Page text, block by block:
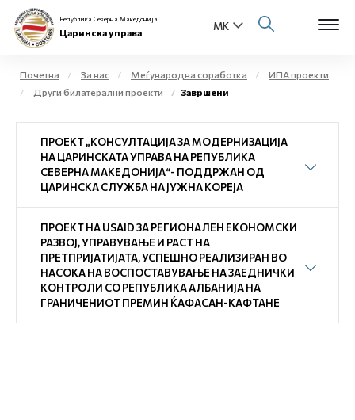
Физички лица
Бизнис заедница
Е-Царина
Open
Медиа центар
Република Северна Македонија
Царинска управа
Почетна За нас Меѓународна соработка
ИПА проекти
Други билатерални проекти
Завршени
ПРОЕКТ „КОНСУЛТАЦИЈА ЗА МОДЕРНИЗАЦИЈА
НА ЦАРИНСКАТА УПРАВА НА РЕПУБЛИКА
СЕВЕРНА МАКЕДОНИЈА“- ПОДДРЖАН ОД
ЦАРИНСКА СЛУЖБА НА ЈУЖНА КОРЕЈА
ПРОЕКТ НА USAID ЗА РЕГИОНАЛЕН ЕКОНОМСКИ
РАЗВОЈ, УПРАВУВАЊЕ И РАСТ НА
ПРЕТПРИЈАТИЈАТА, УСПЕШНО РЕАЛИЗИРАН ВО
НАСОКА НА ВОСПОСТАВУВАЊЕ НА ЗАЕДНИЧКИ
КОНТРОЛИ СО РЕПУБЛИКА АЛБАНИЈА НА
ГРАНИЧЕНИОТ ПРЕМИН ЌАФАСАН-КАФТАНЕ